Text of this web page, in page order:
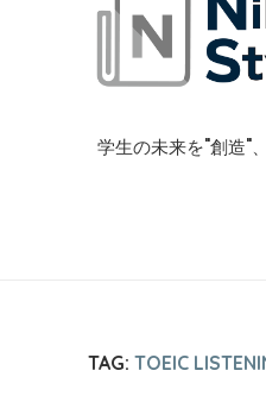
学生の未来を"創造"
TAG: TOEIC